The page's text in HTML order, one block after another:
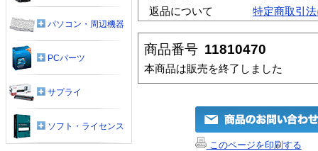
返品について
特定商取引
商品番号 11810470
本商品は販売を終了しました
このページを印刷する
パソコン・周辺機器
PCパーツ
サプライ
ソフト・ライセンス